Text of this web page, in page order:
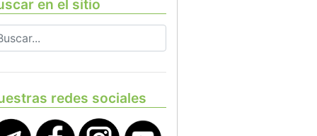
en el sitio
redes sociales